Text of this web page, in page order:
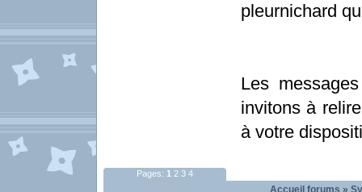
pleurnichard
Les
invitons à
à votre
Pages: 1 2 3 4
Accueil forums »